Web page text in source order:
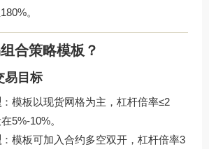
。
合策略模板？
易目标
：模板以现货网格为主，杠杆倍率≤2
5%-10%。
：模板可加入合约多空双开，杠杆倍率3